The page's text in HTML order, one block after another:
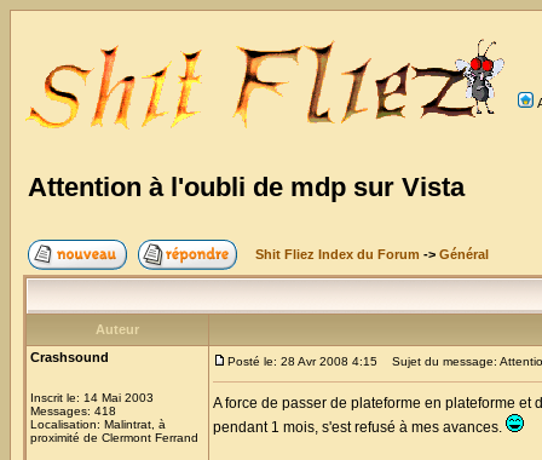
Attention à l'oubli de mdp sur Vista
Shit Fliez Index du Forum -> Général
Auteur
Crashsound
Inscrit le: 14 Mai 2003
Messages: 418
Localisation: Malintrat, à
proximité de Clermont Ferrand
Posté le: 28 Avr 2008 4:15 Sujet du message:
A force de passer de plateforme en plateforme
pendant 1 mois, s'est refusé à mes avances.